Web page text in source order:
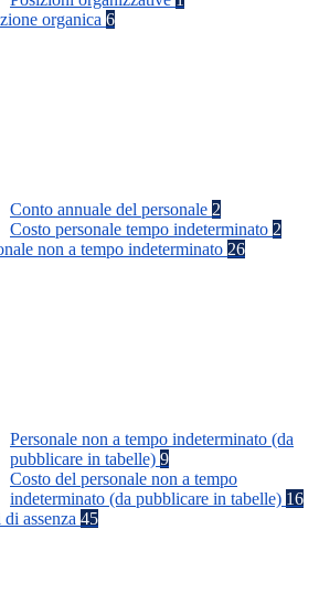
organica 6
Conto annuale del personale 2
Costo personale tempo indeterminato 2
non a tempo indeterminato 26
Personale non a tempo indeterminato (da
pubblicare in tabelle) 9
Costo del personale non a tempo
indeterminato (da pubblicare in tabelle) 16
di assenza 45